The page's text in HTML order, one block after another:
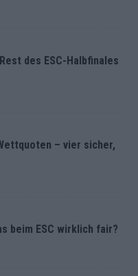
des ESC-Halbfinales
– vier sicher,
beim ESC wirklich fair?